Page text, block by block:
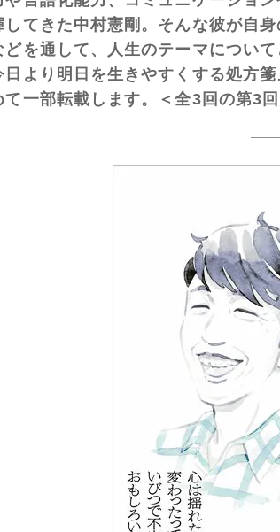
してきた中村憲剛。そんな彼が自
どを通して、人生のテーマについ
より明日を生きやすくする処方箋
て一部転載します。＜全3回の第3